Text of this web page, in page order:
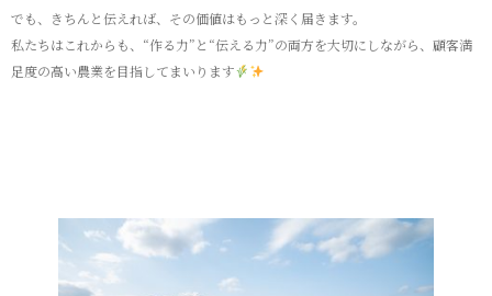
でも、きちんと伝えれば、その価値はもっと深く届きます。
私たちはこれからも、“作る力”と“伝える力”の両方を大切にしながら、顧客満
足度の高い農業を目指してまいります